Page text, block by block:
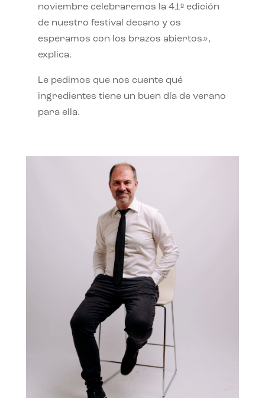
noviembre celebraremos la 41ª edición
de nuestro festival decano y os
esperamos con los brazos abiertos»,
explica.
Le pedimos que nos cuente qué
ingredientes tiene un buen día de verano
para ella.